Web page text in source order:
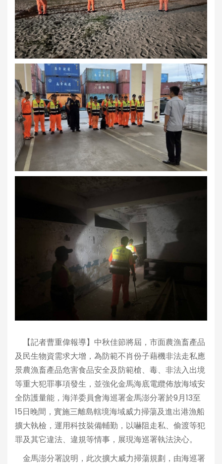
【記者曹重偉報導】中秋佳節將屆，市面農漁畜產品
及民生物資需求大增，為防範不肖份子藉機非法走私應
景農漁畜產品危害食品安全及防範槍、毒、非法入出境
等重大犯罪事項發生，並強化金馬海底電纜佈放海域安
全防護量能，海洋委員會海巡署金馬澎分署於9月13至
15日晚間，實施三離島轄境海域威力掃蕩及進出港漁船
擴大執檢，運用科技裝備輔勤，以嚇阻走私、偷渡等犯
罪及其它違法、違規等情事，展現海巡署執法決心。
金馬澎分署說明，此次擴大威力掃蕩規劃，由海巡署